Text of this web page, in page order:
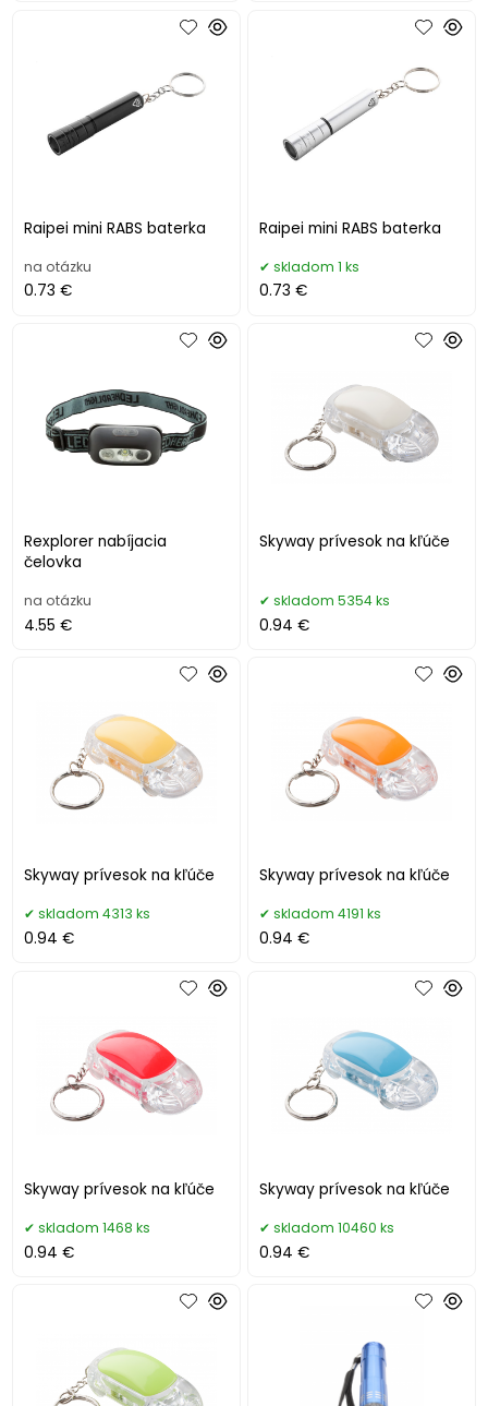
Raipei mini RABS baterka
na otázku
0.73 €
Raipei mini RABS baterka
skladom 1 ks
0.73 €
Rexplorer nabíjacia
čelovka
na otázku
4.55 €
Skyway prívesok na kľúče
skladom 5354 ks
0.94 €
Skyway prívesok na kľúče
skladom 4313 ks
0.94 €
Skyway prívesok na kľúče
skladom 4191 ks
0.94 €
Skyway prívesok na kľúče
skladom 1468 ks
0.94 €
Skyway prívesok na kľúče
skladom 10460 ks
0.94 €